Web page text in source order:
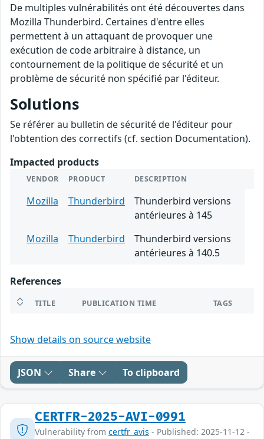
De multiples vulnérabilités ont été découvertes dans
Mozilla Thunderbird. Certaines d'entre elles
permettent à un attaquant de provoquer une
exécution de code arbitraire à distance, un
contournement de la politique de sécurité et un
problème de sécurité non spécifié par l'éditeur.
Solutions
Se référer au bulletin de sécurité de l'éditeur pour
l'obtention des correctifs (cf. section Documentation).
Impacted products
VENDOR PRODUCT DESCRIPTION
Mozilla Thunderbird
Thunderbird versions
antérieures à 145
Mozilla
Thunderbird
Thunderbird versions
antérieures à 140.5
References
TITLE PUBLICATION TIME TAGS
Show details on source website
JSON Share To clipboard
CERTFR-2025-AVI-0991
Vulnerability from certfr_avis - Published: 2025-11-12 -